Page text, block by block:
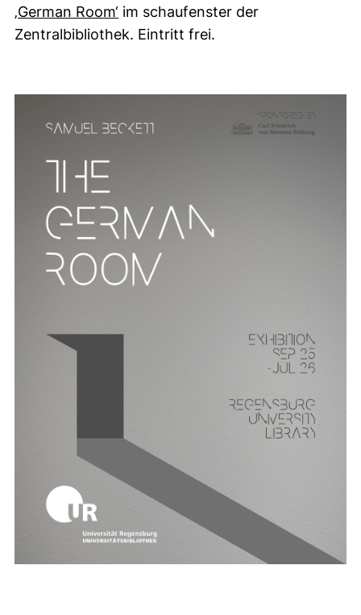
‚German Room‘ im schaufenster der
Zentralbibliothek. Eintritt frei.